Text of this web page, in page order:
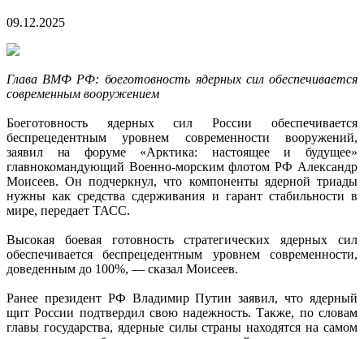
09.12.2025
Глава ВМФ РФ: боеготовность ядерных сил обеспечивается
современным вооружением
Боеготовность ядерных сил России обеспечивается
беспрецедентным уровнем современности вооружений,
заявил на форуме «Арктика: настоящее и будущее»
главнокомандующий Военно-морским флотом РФ Александр
Моисеев. Он подчеркнул, что компоненты ядерной триады
нужны как средства сдерживания и гарант стабильности в
мире, передает ТАСС.
Высокая боевая готовность стратегических ядерных сил
обеспечивается беспрецедентным уровнем современности,
доведенным до 100%, — сказал Моисеев.
Ранее президент РФ Владимир Путин заявил, что ядерный
щит России подтвердил свою надежность. Также, по словам
главы государства, ядерные силы страны находятся на самом